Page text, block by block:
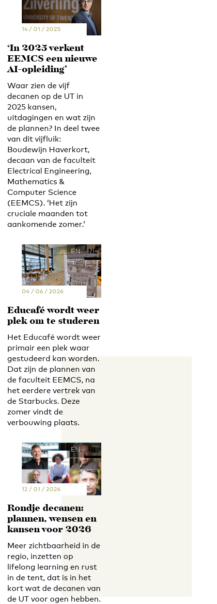
14 / 01 / 2025
‘In 2025 verkent
EEMCS een nieuwe
AI-opleiding’
Waar zien de vijf
decanen op de UT in
2025 kansen,
uitdagingen en wat zijn
de plannen? In deel twee
van dit vijfluik:
Boudewijn Haverkort,
decaan van de faculteit
Electrical Engineering,
Mathematics &
Computer Science
(EEMCS). ‘Het zijn
cruciale maanden tot
aankomende zomer.’
EN NL
04 / 06 / 2026
Educafé wordt weer
plek om te studeren
Het Educafé wordt weer
primair een plek waar
gestudeerd kan worden.
Dat zijn de plannen van
de faculteit EEMCS, na
het eerdere vertrek van
de Starbucks. Deze
zomer vindt de
verbouwing plaats.
EN NL
12 / 01 / 2026
Rondje decanen:
plannen, wensen en
kansen voor 2026
Meer zichtbaarheid in de
regio, inzetten op
lifelong learning en rust
in de tent, dat is in het
kort wat de decanen van
de UT voor ogen hebben.